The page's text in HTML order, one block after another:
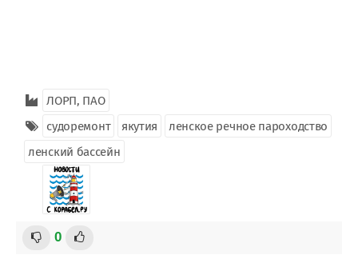
ЛОРП, ПАО
судоремонт
якутия
ленское речное пароходство
ленский бассейн
0